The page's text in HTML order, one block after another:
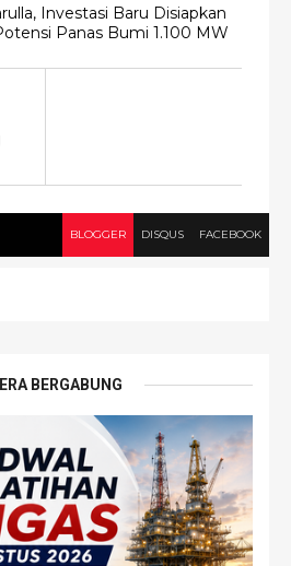
Investasi Baru Disiapkan
Panas Bumi 1.100 MW
BLOGGER DISQUS FACEBOOK
BERGABUNG